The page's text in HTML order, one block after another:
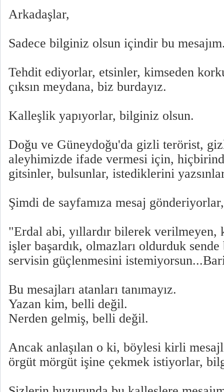
Arkadaşlar,
Sadece bilginiz olsun içindir bu
Tehdit ediyorlar, etsinler, kimseden
çıksın meydana, biz burdayız.
Kalleşlik yapıyorlar, bilginiz olsun.
Doğu ve Güneydoğu'da gizli terörist,
aleyhimizde ifade vermesi için,
gitsinler, bulsunlar, istediklerini
Şimdi de sayfamıza mesaj
"Erdal abi, yıllardır bilerek verilmeyen,
işler başardık, olmazları oldurduk
servisin güçlenmesini
Bu mesajları atanları tanımayız.
Yazan kim, belli değil.
Nerden gelmiş, belli değil.
Ancak anlaşılan o ki, böylesi kirli
örgüt mörgüt işine çekmek istiyorlar,